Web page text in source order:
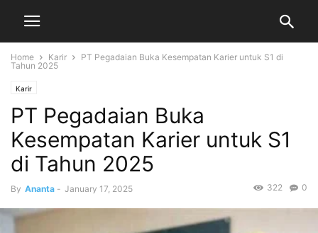
Home Karir
PT Pegadaian Buka Kesempatan Karier untuk S1 di
Tahun 2025
Karir
PT Pegadaian Buka
Kesempatan Karier untuk S1
di Tahun 2025
By Ananta - January 17, 2025 0
322